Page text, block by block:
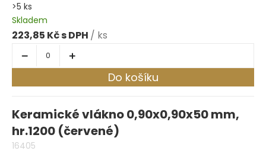
>5 ks
Skladem
223,85 Kč / ks
Do košíku
Keramické vlákno 0,90x0,90x50 mm,
hr.1200 (červené)
16405